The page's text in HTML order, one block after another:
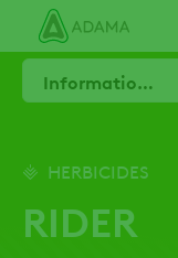
contenu
principalInformations
HERBICIDES
RIDER